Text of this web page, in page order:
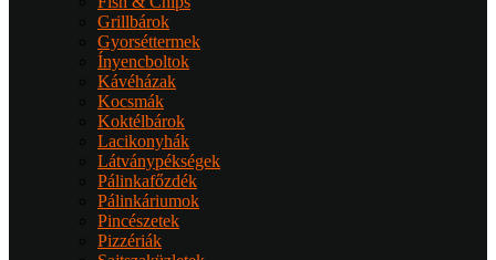
Grillbárok
Gyorséttermek
Ínyencboltok
Kávéházak
Kocsmák
Koktélbárok
Lacikonyhák
Látványpékségek
Pálinkafőzdék
Pálinkáriumok
Pincészetek
Pizzériák